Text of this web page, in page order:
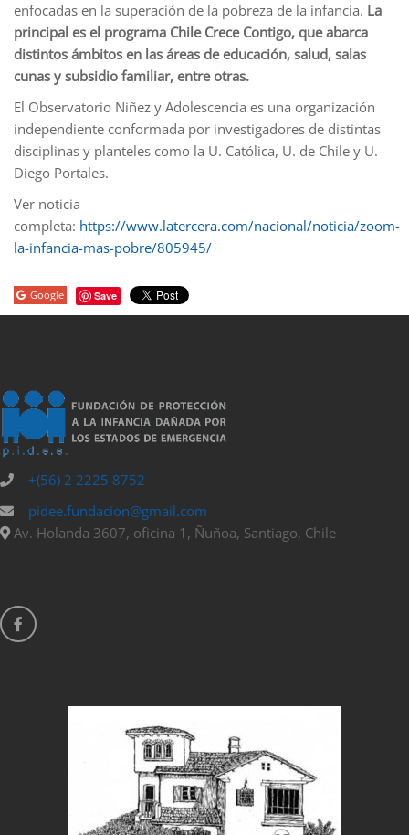
enfocadas en la superación de la pobreza de la infancia. La
principal es el programa Chile Crece Contigo, que abarca
distintos ámbitos en las áreas de educación, salud, salas
cunas y subsidio familiar, entre otras.
El Observatorio Niñez y Adolescencia es una organización
independiente conformada por investigadores de distintas
disciplinas y planteles como la U. Católica, U. de Chile y U.
Diego Portales.
Ver noticia
completa: https://www.latercera.com/nacional/noticia/zoom-
la-infancia-mas-pobre/805945/
Google Save
+(56) 2 2225 8752
pidee.fundacion@gmail.com
Av. Holanda 3607, oficina 1, Ñuñoa, Santiago, Chile